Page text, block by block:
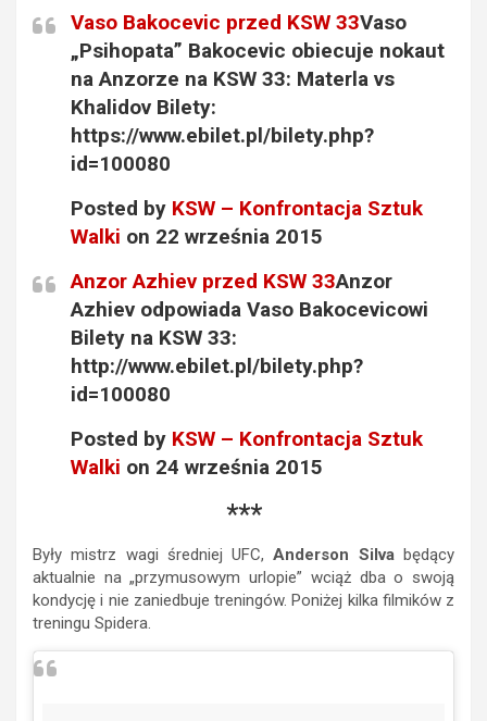
Vaso Bakocevic przed KSW 33Vaso
„Psihopata” Bakocevic obiecuje nokaut
na Anzorze na KSW 33: Materla vs
Khalidov Bilety:
https://www.ebilet.pl/bilety.php?
id=100080
Posted by KSW – Konfrontacja Sztuk
Walki on 22 września 2015
Anzor Azhiev przed KSW 33Anzor
Azhiev odpowiada Vaso Bakocevicowi
Bilety na KSW 33:
http://www.ebilet.pl/bilety.php?
id=100080
Posted by KSW – Konfrontacja Sztuk
Walki on 24 września 2015
***
Były mistrz wagi średniej UFC,Anderson Silvabędący
aktualnie na „przymusowym urlopie” wciąż dba o swoją
kondycję i nie zaniedbuje treningów. Poniżej kilka filmików z
treningu Spidera.